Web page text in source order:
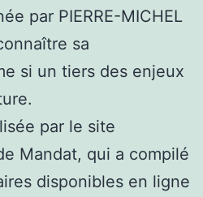
par PIERRE-MICHEL
sa
si un tiers des enjeux
par le site
Mandat, qui a compilé
disponibles en ligne